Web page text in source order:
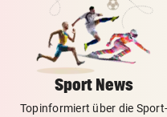
Sport News
Topinformiert über die Sport-